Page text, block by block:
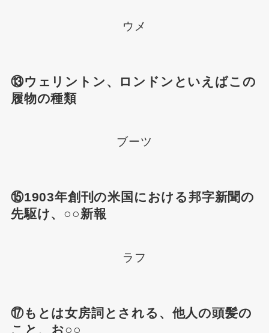
ウメ
⑬ウェリントン、ロンドンといえばこの
履物の種類
ブーツ
⑮1903年創刊の米国における邦字新聞の
先駆け、○○新報
ラフ
⑰もとは女房詞とされる、他人の頭髪の
こと、お○○